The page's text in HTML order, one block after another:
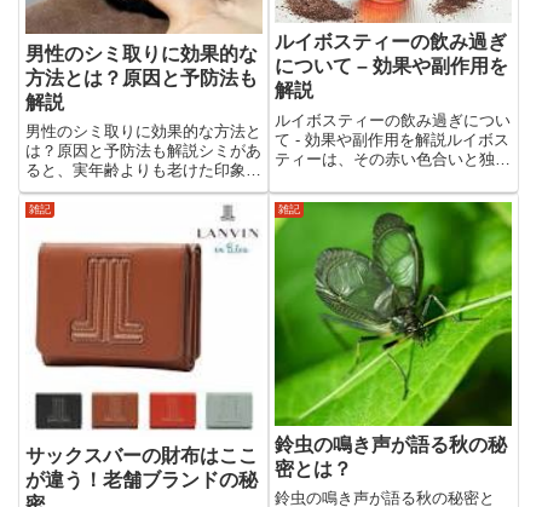
男性のシミ取りに効果的な
方法とは？原因と予防法も
解説
男性のシミ取りに効果的な方法と
は？原因と予防法も解説シミがあ
ると、実年齢よりも老けた印象を
与えることがあります。特に男性
にとっては悩ましい問題です。で
は、どのような方法がシミ取りに
有効なのでしょうか？この記事で
は、男性におすすめのシミ取り
ルイボスティーの飲み過ぎ
について – 効果や副作用を
解説
ルイボスティーの飲み過ぎについ
て - 効果や副作用を解説ルイボス
ティーは、その赤い色合いと独特
れ、多くの人に愛される飲み物で
す。健康に良い効果が多く報告さ
れていますが、過剰に摂取すると
どうなるのか、気になるとこ...
雑記
サックスバーの財布はここ
が違う！老舗ブランドの秘
雑記
鈴虫の鳴き声が語る秋の秘
密とは？
鈴虫の鳴き声が語る秋の秘密と